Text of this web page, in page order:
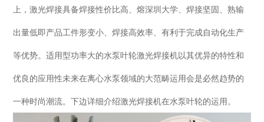
上，激光焊接具备焊接性价比高、熔深圳大学、焊接坚固、熟输
出量低即产品工件形变小、焊接高效率、有利于完成自动化生产
等优势。适用型功率大的水泵叶轮激光焊接机以其优异的特性和
优良的应用性未来在离心水泵领域的大范畴运用会是必然趋势的
一种时尚潮流。下边详细介绍激光焊接机在水泵叶轮的运用。